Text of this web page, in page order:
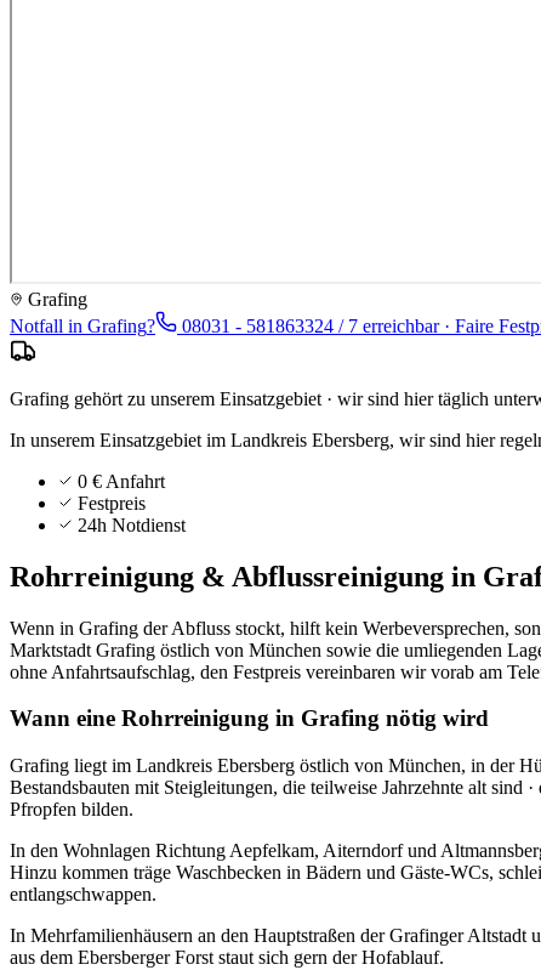
Grafing
Notfall in Grafing? 08031 - 581863324 / 7 erreichbar · Faire
Grafing gehört zu unserem Einsatzgebiet · wir sind hier täglich
In unserem Einsatzgebiet im Landkreis Ebersberg, wir sind hier
0 € Anfahrt
Festpreis
24h Notdienst
Rohrreinigung & Abflussreinigung in
Wenn in Grafing der Abfluss stockt, hilft kein Werbeversprechen,
Marktstadt Grafing östlich von München sowie die umliegenden
ohne Anfahrtsaufschlag, den Festpreis vereinbaren wir vorab am
Wann eine Rohrreinigung in Grafing nötig wird
Grafing liegt im Landkreis Ebersberg östlich von München, in der
Bestandsbauten mit Steigleitungen, die teilweise Jahrzehnte alt sind
Pfropfen bilden.
In den Wohnlagen Richtung Aepfelkam, Aiterndorf und
Hinzu kommen träge Waschbecken in Bädern und Gäste-WCs,
entlangschwappen.
In Mehrfamilienhäusern an den Hauptstraßen der Grafinger Altstadt
aus dem Ebersberger Forst staut sich gern der Hofablauf.